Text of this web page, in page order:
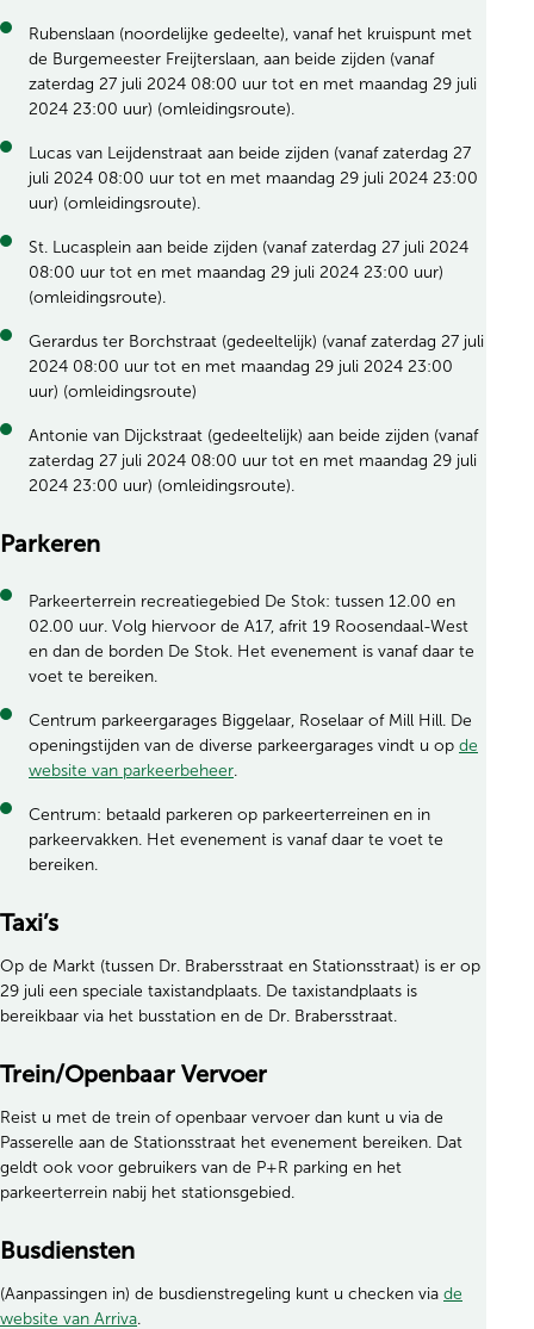
Rubenslaan (noordelijke gedeelte), vanaf het kruispunt met
de Burgemeester Freijterslaan, aan beide zijden (vanaf
zaterdag 27 juli 2024 08:00 uur tot en met maandag 29 juli
2024 23:00 uur) (omleidingsroute).
Lucas van Leijdenstraat aan beide zijden (vanaf zaterdag 27
juli 2024 08:00 uur tot en met maandag 29 juli 2024 23:00
uur) (omleidingsroute).
St. Lucasplein aan beide zijden (vanaf zaterdag 27 juli 2024
08:00 uur tot en met maandag 29 juli 2024 23:00 uur)
(omleidingsroute).
Gerardus ter Borchstraat (gedeeltelijk) (vanaf zaterdag 27 juli
2024 08:00 uur tot en met maandag 29 juli 2024 23:00
uur) (omleidingsroute)
Antonie van Dijckstraat (gedeeltelijk) aan beide zijden (vanaf
zaterdag 27 juli 2024 08:00 uur tot en met maandag 29 juli
2024 23:00 uur) (omleidingsroute).
Parkeren
Parkeerterrein recreatiegebied De Stok: tussen 12.00 en
02.00 uur. Volg hiervoor de A17, afrit 19 Roosendaal-West
en dan de borden De Stok. Het evenement is vanaf daar te
voet te bereiken.
Centrum parkeergarages Biggelaar, Roselaar of Mill Hill. De
openingstijden van de diverse parkeergarages vindt u op de
website van parkeerbeheer.
Centrum: betaald parkeren op parkeerterreinen en in
parkeervakken. Het evenement is vanaf daar te voet te
bereiken.
Taxi’s
Op de Markt (tussen Dr. Brabersstraat en Stationsstraat) is er op
29 juli een speciale taxistandplaats. De taxistandplaats is
bereikbaar via het busstation en de Dr. Brabersstraat.
Trein/Openbaar Vervoer
Reist u met de trein of openbaar vervoer dan kunt u via de
Passerelle aan de Stationsstraat het evenement bereiken. Dat
geldt ook voor gebruikers van de P+R parking en het
parkeerterrein nabij het stationsgebied.
Busdiensten
(Aanpassingen in) de busdienstregeling kunt u checken via de
website van Arriva.